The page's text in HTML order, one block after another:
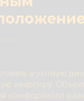
в уютную
квартиру.
комфортного